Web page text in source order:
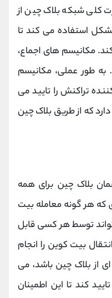
کلی شبکه بلاک چین از
استفاده می کند تا
کند. مکانیسم های اجماع،
طور عملی، مکانیسم
تراکنش را تایید می
که از طریق بلاک چین
بلاک چین برای همه
هر گونه معامله بیت
توسط هر کسی قابل
بیت کوین را انجام
از بلاک چین باشد، می
کند تا این اطمینان